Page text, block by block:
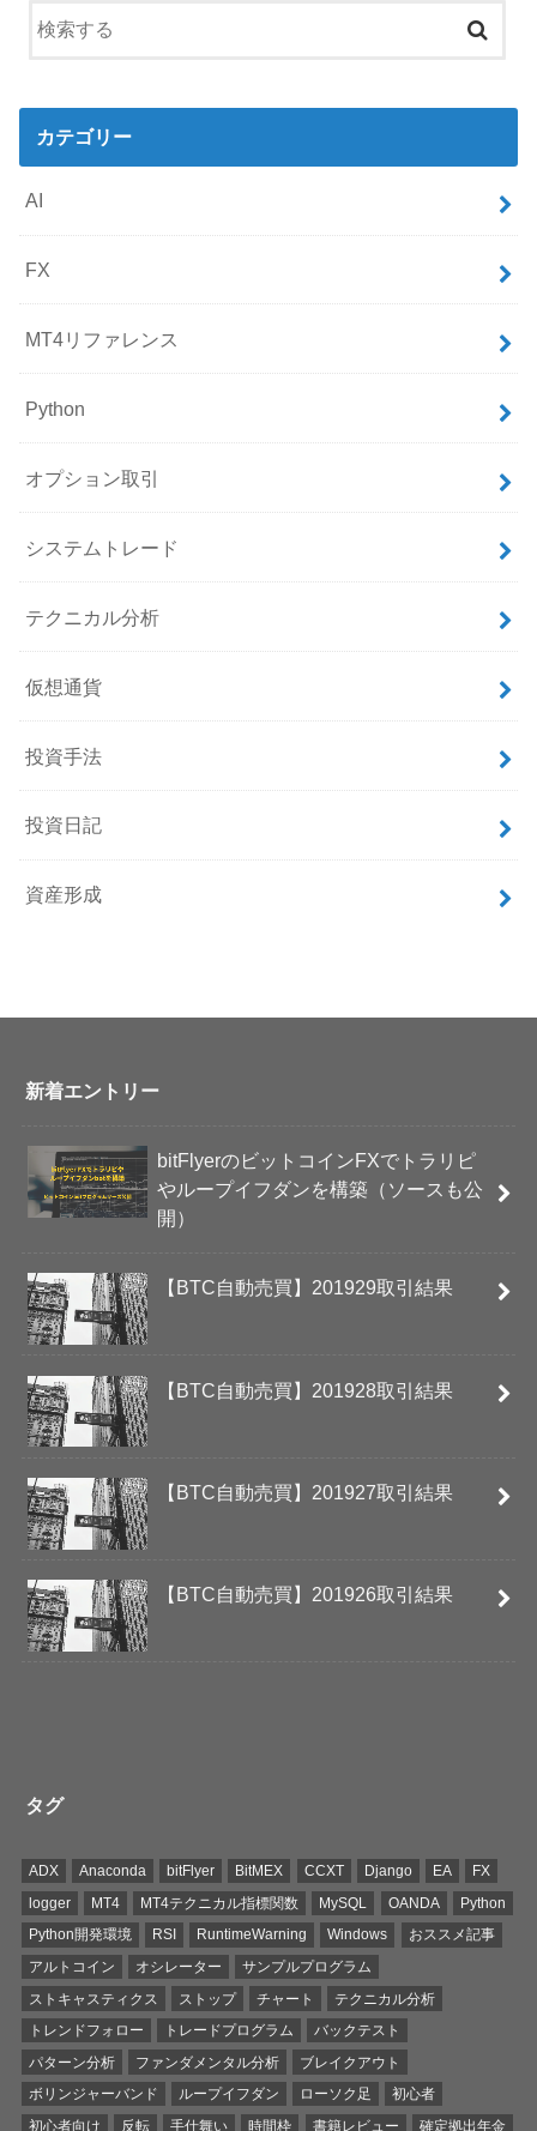
カテゴリー
AI
FX
MT4リファレンス
Python
オプション取引
システムトレード
テクニカル分析
仮想通貨
投資手法
投資日記
資産形成
新着エントリー
bitFlyerのビットコインFXでトラリピ
やループイフダンを構築（ソースも公
開）
【BTC自動売買】201929取引結果
【BTC自動売買】201928取引結果
【BTC自動売買】201927取引結果
【BTC自動売買】201926取引結果
タグ
ADX Anaconda bitFlyer BitMEX CCXT Django EA
FX
logger
MT4 MT4テクニカル指標関数 MySQL OANDA
Python
Python開発環境
RSI RuntimeWarning Windows
おススメ記事
アルトコイン
オシレーター
サンプルプログラム
ストキャスティクス
ストップ チャート
テクニカル分析
トレンドフォロー
トレードプログラム
バックテスト
パターン分析
ファンダメンタル分析
ブレイクアウト
ボリンジャーバンド
ループイフダン ローソク足
初心者
初心者向け
反転 手仕舞い 時間枠 書籍レビュー 確定拠出年金